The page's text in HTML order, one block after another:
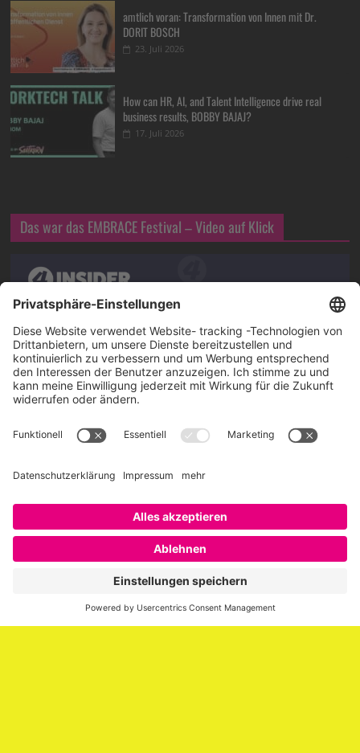
amtlich voran: Transformation von Innen mit Dr.
DORIT BOSCH
23. Juli 2026
How can HR, AI, and Talent Intelligence drive real
business results, BOBBY BAJAJ?
17. Juli 2026
Das war das EMBRACE Festival – Video auf Klick
Über SAATKORN
SAATKORN ist der Blog von Gero Hesse. Seit 2009 schreibt
er über die Themen Employer Branding,